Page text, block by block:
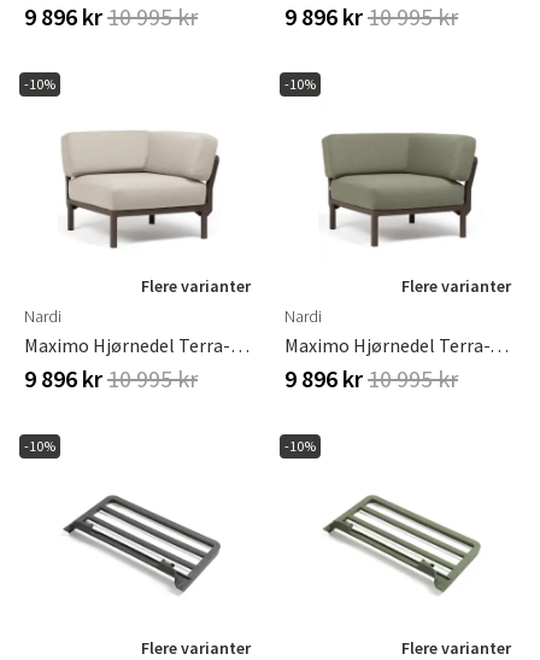
9 896 kr10 995 kr 9 896 kr10 995 kr
-10%
Flere varianter
Nardi
Maximo Hjørnedel Terra-Perla
9 896 kr10 995 kr
-10%
Flere varianter
Nardi
Maximo Hjørnedel Terra-Timo
9 896 kr10 995 kr
-10%
Flere varianter
-10%
Flere varianter